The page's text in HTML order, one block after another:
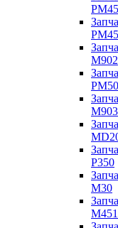
M902
P350
M30